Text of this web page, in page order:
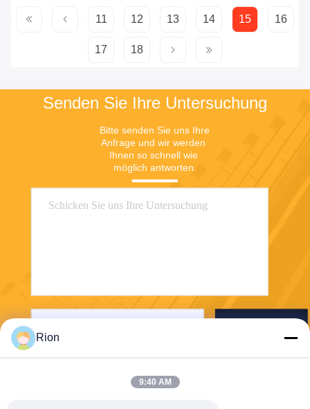
11 12 13 14 15 16
17 18
Senden Sie Ihre Untersuchung
Bitte senden Sie uns Ihre
Anfrage und wir werden
Ihnen so schnell wie
möglich antworten.
Rion
9:40 AM